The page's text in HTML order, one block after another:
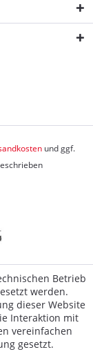
und ggf.
Betrieb
werden.
dieser Website
Interaktion mit
vereinfachen
gesetzt.